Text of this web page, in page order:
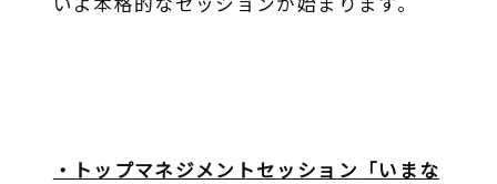
・トップマネジメントセッション 「いまな